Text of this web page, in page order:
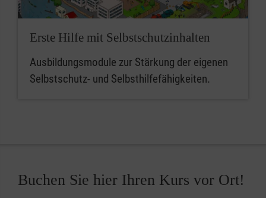
Erste Hilfe mit Selbstschutzinhalten
Ausbildungsmodule zur Stärkung der eigenen
Selbstschutz- und Selbsthilfefähigkeiten.
Buchen Sie hier Ihren Kurs vor Ort!